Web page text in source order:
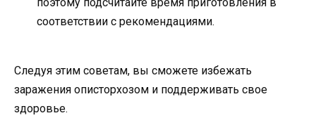
соответствии с рекомендациями.
Следуя этим советам, вы сможете избежать
заражения описторхозом и поддерживать свое
здоровье.